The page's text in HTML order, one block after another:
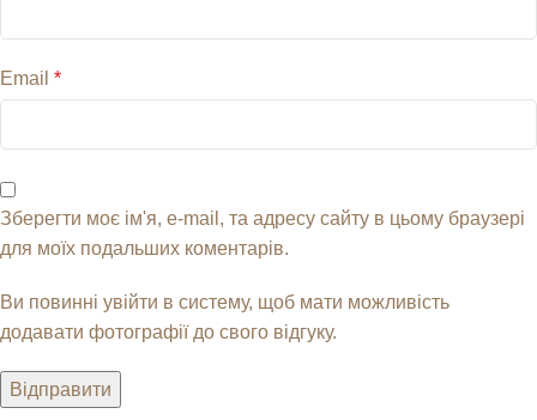
Email *
Зберегти моє ім'я, e-mail, та адресу сайту в цьому браузері
для моїх подальших коментарів.
Ви повинні увійти в систему, щоб мати можливість
додавати фотографії до свого відгуку.